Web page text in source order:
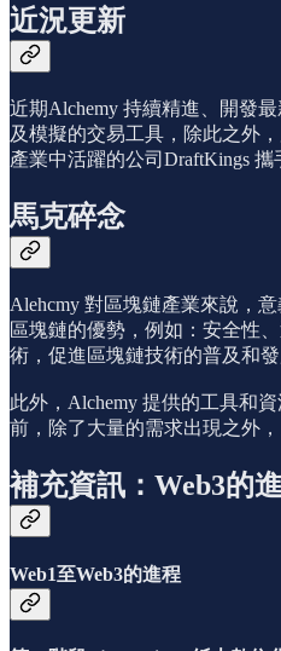
近況更新
近期Alchemy 持續精進、開發
及模擬的交易工具，除此之外
產業中活躍的公司DraftKings 攜
馬克碎念
Alehcmy 對區塊鏈產業來說，
區塊鏈的優勢，例如：安全性
術，促進區塊鏈技術的普及和發
此外，Alchemy 提供的工具和
前，除了大量的需求出現之外
補充資訊：Web3的
Web1至Web3的進程